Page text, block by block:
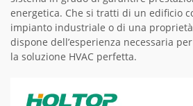
energetica. Che si tratti di un edificio
impianto industriale o di una
dispone dell’esperienza necessaria
la soluzione HVAC perfetta.